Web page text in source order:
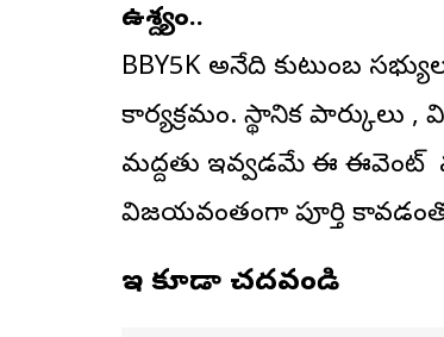
ఉద్దేశ్యం..
BBY5K అనేది కుటుంబ
కార్యక్రమం. స్థానిక పార్కులు ,
మద్దతు ఇవ్వడమే ఈ ఈవెంట్
విజయవంతంగా పూర్తి కావడంతో
ఇవి కూడా చదవండి